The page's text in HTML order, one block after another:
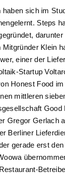
haben sich im
Steps
Mitgründer Klein
einer der
Startup
Honest Food
mittleren
Good
Gregor Gerlach
Berliner
gerade erst